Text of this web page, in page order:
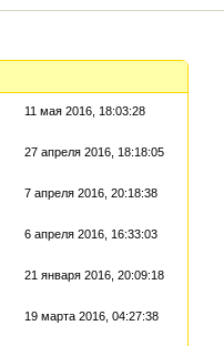
11 мая 2016, 18:03:28
27 апреля 2016, 18:18:05
7 апреля 2016, 20:18:38
6 апреля 2016, 16:33:03
21 января 2016, 20:09:18
19 марта 2016, 04:27:38